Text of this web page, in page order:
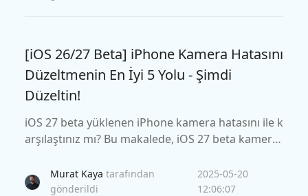
[iOS 26/27 Beta] iPhone Kamera Hatasını
Düzeltmenin En İyi 5 Yolu - Şimdi
Düzeltin!
iOS 27 beta yüklenen iPhone kamera hatasını ile k
arşılaştınız mı? Bu makalede, iOS 27 beta kamera
n çalıştır!Murat Kaya tarafından
gönderildi
2025-05-20
12:06:07